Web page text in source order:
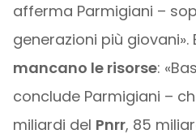
afferma Parmigiani –
generazioni più
mancano le risorse:
conclude Parmigiani –
miliardi del Pnrr, 85